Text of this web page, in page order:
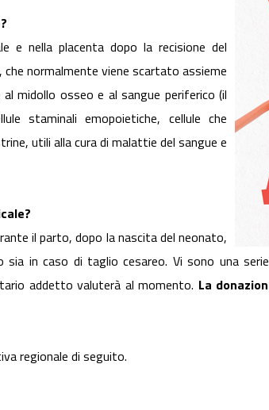
e nella placenta dopo la recisione del
normalmente viene scartato assieme
midollo osseo e al sangue periferico (il
staminali emopoietiche, cellule che
utili alla cura di malattie del sangue e
il parto, dopo la nascita del neonato,
in caso di taglio cesareo. Vi sono una
addetto valuterà al momento. La
regionale di seguito.